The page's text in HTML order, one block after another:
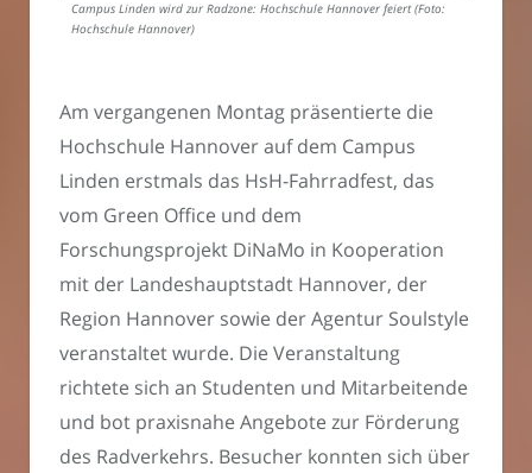
Campus Linden wird zur Radzone: Hochschule Hannover feiert (Foto:
Hochschule Hannover)
Am vergangenen Montag präsentierte die
Hochschule Hannover auf dem Campus
Linden erstmals das HsH-Fahrradfest, das
vom Green Office und dem
Forschungsprojekt DiNaMo in Kooperation
mit der Landeshauptstadt Hannover, der
Region Hannover sowie der Agentur Soulstyle
veranstaltet wurde. Die Veranstaltung
richtete sich an Studenten und Mitarbeitende
und bot praxisnahe Angebote zur Förderung
des Radverkehrs. Besucher konnten sich über